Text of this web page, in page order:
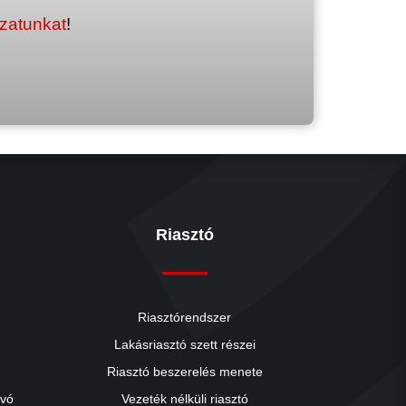
!
Riasztó
Riasztórendszer
Lakásriasztó szett részei
Riasztó beszerelés menete
Vezeték nélküli riasztó